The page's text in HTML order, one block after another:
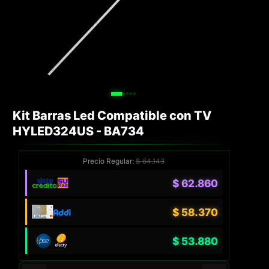
Kit Barras Led Compatible con TV
HYLED324US - BA734
Precio Regular:$64.143
$62.860
$58.370
$53.880